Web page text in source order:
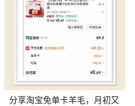
分享淘宝免单卡羊毛，月初又